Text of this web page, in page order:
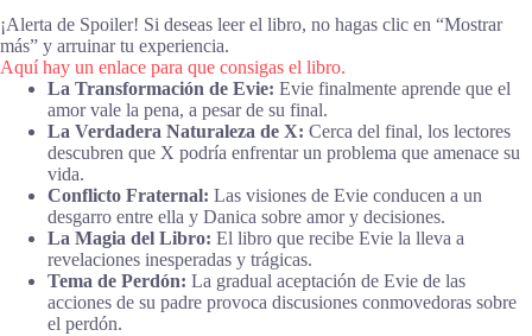
¡Alerta de Spoiler! Si deseas leer el libro, no hagas clic en “Mostrar
más” y arruinar tu experiencia.
Aquí hay un enlace para que consigas el libro.
La Transformación de Evie: Evie finalmente aprende que el
amor vale la pena, a pesar de su final.
La Verdadera Naturaleza de X: Cerca del final, los lectores
descubren que X podría enfrentar un problema que amenace su
vida.
Conflicto Fraternal: Las visiones de Evie conducen a un
desgarro entre ella y Danica sobre amor y decisiones.
La Magia del Libro: El libro que recibe Evie la lleva a
revelaciones inesperadas y trágicas.
Tema de Perdón: La gradual aceptación de Evie de las
acciones de su padre provoca discusiones conmovedoras sobre
el perdón.